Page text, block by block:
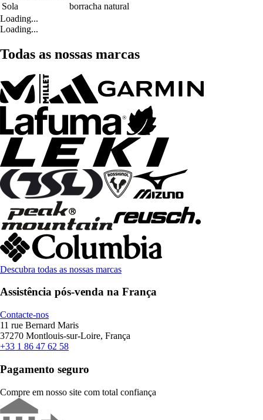
Sola
borracha natural
Loading...
Loading...
Todas as nossas marcas
Descubra todas as nossas marcas
Assistência pós-venda na França
Contacte-nos
11 rue Bernard Maris
37270 Montlouis-sur-Loire, França
+33 1 86 47 62 58
Pagamento seguro
Compre em nosso site com total confiança